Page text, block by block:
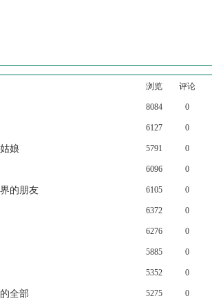
浏览 评论
8084 0
6127 0
娘 5791 0
6096 0
的朋友 6105 0
6372 0
6276 0
5885 0
5352 0
全部 5275 0